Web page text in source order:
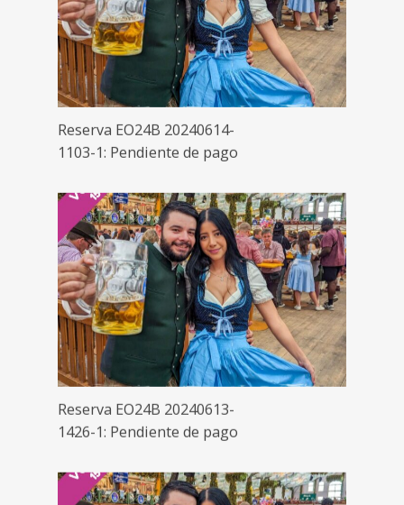
Reserva EO24B 20240614-
1103-1: Pendiente de pago
Reserva EO24B 20240613-
1426-1: Pendiente de pago